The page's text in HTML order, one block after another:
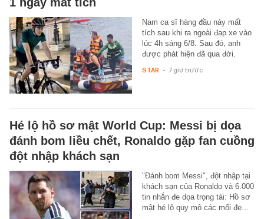
Nam ca sĩ hàng đầu này mất
tích sau khi ra ngoài đạp xe vào
lúc 4h sáng 6/8. Sau đó, anh
được phát hiện đã qua đời.
STAR - 7 giờ trước
Hé lộ hồ sơ mật World Cup: Messi bị dọa
đánh bom liều chết, Ronaldo gặp fan cuồng
đột nhập khách sạn
"Đánh bom Messi", đột nhập tại
khách sạn của Ronaldo và 6.000
tin nhắn đe dọa trọng tài: Hồ sơ
mật hé lộ quy mô các mối đe…